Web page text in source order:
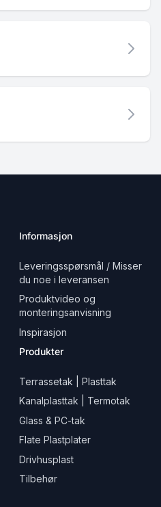
Informasjon
Leveringsspørsmål / Misser
du noe i leveransen
Produktvideo og
monteringsanvisning
Inspirasjon
Produkter
Terrassetak | Plasttak
Kanalplasttak | Termotak
Glass & PC-tak
Flate Plastplater
Drivhusplast
Tilbehør